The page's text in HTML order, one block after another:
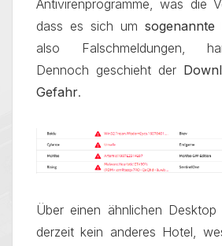
Antivirenprogramme, was die
dass es sich um sogenannte
also Falschmeldungen,
Dennoch geschieht der
Gefahr.
Über einen ähnlichen
derzeit kein anderes Hotel,